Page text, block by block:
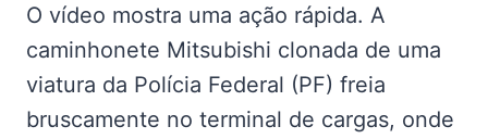
O vídeo mostra uma ação rápida. A
caminhonete Mitsubishi clonada de uma
viatura da Polícia Federal (PF) freia
bruscamente no terminal de cargas, onde